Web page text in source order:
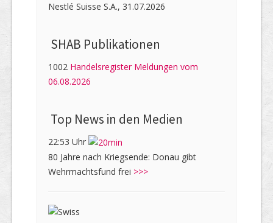
Nestlé Suisse S.A., 31.07.2026
SHAB Publi­kati­onen
1002 Handelsregister Meldungen vom
06.08.2026
Top News in den Medien
22:53 Uhr
80 Jahre nach Kriegsende: Donau gibt
Wehrmachtsfund frei >>>